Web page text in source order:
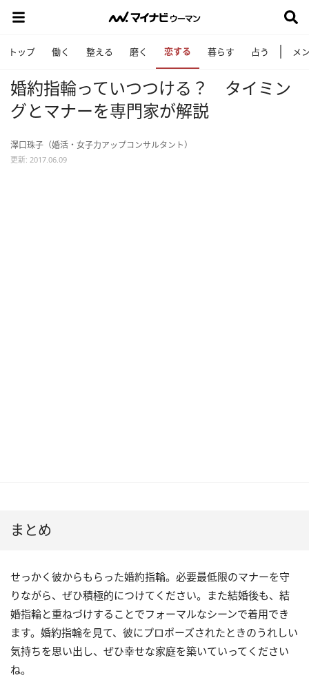
トップ 働く 整える 磨く 恋する 暮らす 占う メ
婚約指輪っていつつける？ タイミン
グとマナーを専門家が解説
澤口珠子（婚活・女子力アップコンサルタント）
更新: 2017.06.09
まとめ
せっかく彼からもらった婚約指輪。必要最低限のマナーを守
りながら、ぜひ積極的につけてください。また結婚後も、結
婚指輪と重ねづけすることでフォーマルなシーンで着用でき
ます。婚約指輪を見て、彼にプロポーズされたときのうれしい
気持ちを思い出し、ぜひ幸せな家庭を築いていってください
ね。